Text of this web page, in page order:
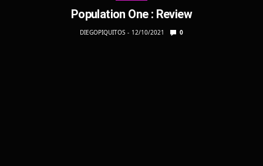
Population One : Review
DIEGOPIQUITOS 12/10/2021 0